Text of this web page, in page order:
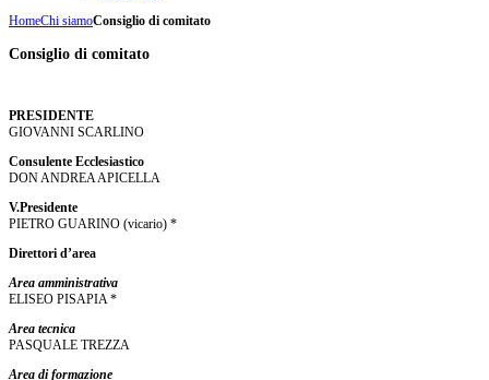
HomeChi siamoConsiglio di comitato
Consiglio di comitato
PRESIDENTE
GIOVANNI SCARLINO
Consulente Ecclesiastico
DON ANDREA APICELLA
V.Presidente
PIETRO GUARINO (vicario) *
Direttori d’area
Area amministrativa
ELISEO PISAPIA *
Area tecnica
PASQUALE TREZZA
Area di formazione